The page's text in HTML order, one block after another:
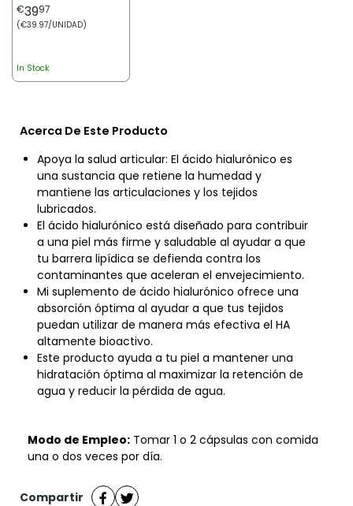
€3997
(€39.97/UNIDAD)
In Stock
Acerca De Este Producto
Apoya la salud articular: El ácido hialurónico es
una sustancia que retiene la humedad y
mantiene las articulaciones y los tejidos
lubricados.
El ácido hialurónico está diseñado para contribuir
a una piel más firme y saludable al ayudar a que
tu barrera lipídica se defienda contra los
contaminantes que aceleran el envejecimiento.
Mi suplemento de ácido hialurónico ofrece una
absorción óptima al ayudar a que tus tejidos
puedan utilizar de manera más efectiva el HA
altamente bioactivo.
Este producto ayuda a tu piel a mantener una
hidratación óptima al maximizar la retención de
agua y reducir la pérdida de agua.
Modo de Empleo: Tomar 1 o 2 cápsulas con comida
una o dos veces por día.
Compartir